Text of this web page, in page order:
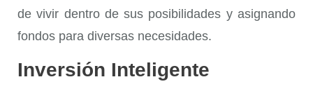
de vivir dentro de sus posibilidades y asignando
fondos para diversas necesidades.
Inversión Inteligente